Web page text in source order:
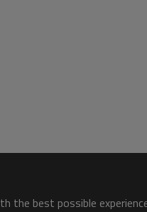
the best possible